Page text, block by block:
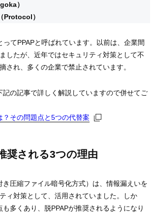
）
Protocol）
ってPPAPと呼ばれています。以前は、企業間
したが、近年ではセキュリティ対策として不
され、多くの企業で禁止されています。
記の記事で詳しく解説していますので併せてご
その問題点と5つの代替案
その問題点と5つの代替案
その問題点と5つの代替案
奨される3つの理由
き圧縮ファイル暗号化方式）は、情報漏えいを
ィ対策として、活用されていました。しか
も多くあり、脱PPAPが推奨されるようになり